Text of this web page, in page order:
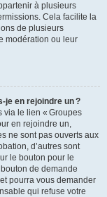
à plusieurs
Cela facilite la
de plusieurs
modération ou leur
je en rejoindre un ?
via le lien « Groupes
en rejoindre un,
ne sont pas ouverts aux
d’autres sont
le bouton pour le
de demande
pourra vous demander
qui refuse votre